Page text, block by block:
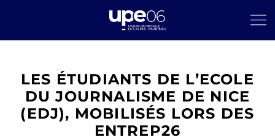
LES ÉTUDIANTS DE L’ECOLE
DU JOURNALISME DE NICE
(EDJ), MOBILISÉS LORS DES
ENTREP26